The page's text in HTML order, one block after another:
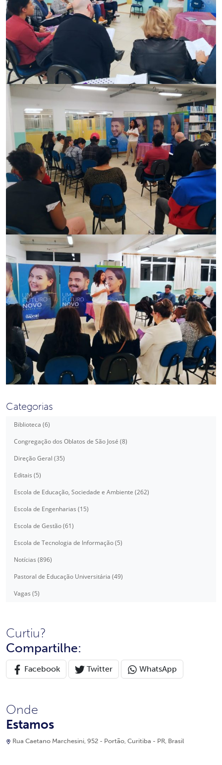
Categorias
Biblioteca (6)
Congregação dos Oblatos de São José (8)
Direção Geral (35)
Editais (5)
Escola de Educação, Sociedade e Ambiente (262)
Escola de Engenharias (15)
Escola de Gestão (61)
Escola de Tecnologia de Informação (5)
Notícias (896)
Pastoral de Educação Universitária (49)
Vagas (5)
Curtiu?
Compartilhe:
Facebook Twitter WhatsApp
Onde
Estamos
Rua Caetano Marchesini, 952 - Portão, Curitiba - PR, Brasil